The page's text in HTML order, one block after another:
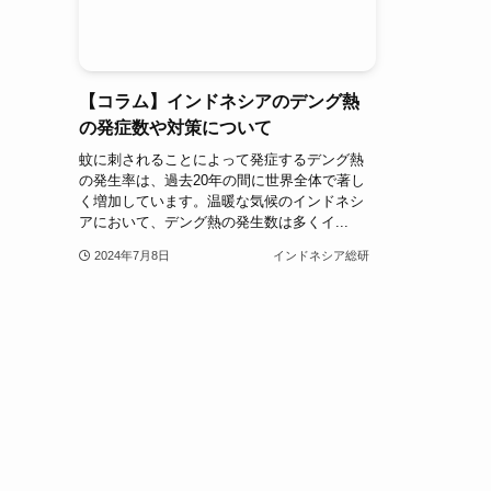
【コラム】インドネシアのデング熱
の発症数や対策について
蚊に刺されることによって発症するデング熱
の発生率は、過去20年の間に世界全体で著し
く増加しています。温暖な気候のインドネシ
アにおいて、デング熱の発生数は多くイ...
2024年7月8日 インドネシア総研